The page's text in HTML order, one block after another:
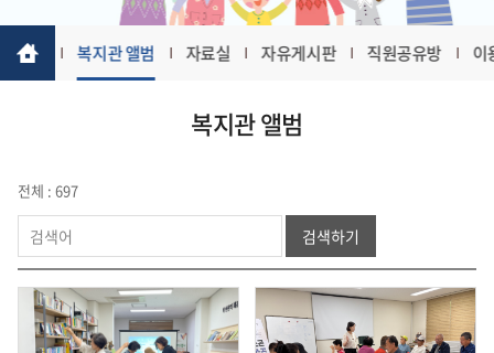
일정 복지관 앨범 자료실 자유게시판 직원공유방 이
복지관 앨범
전체 : 697
검색하기